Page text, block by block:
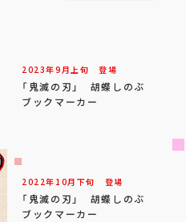
2023年9 月 上旬 登場
「鬼滅の刃」 胡蝶しのぶ
ブックマーカー
2022年 10月 下旬 登場
「鬼滅の刃」 胡蝶しのぶ
ブックマーカー